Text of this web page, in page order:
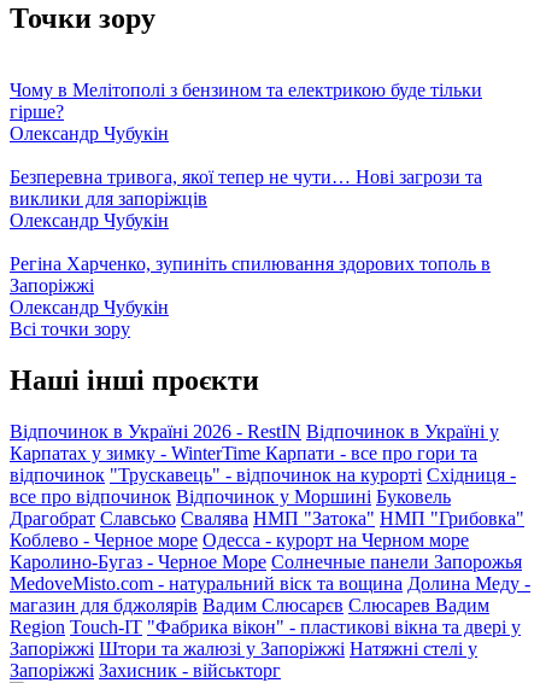
Точки зору
Чому в Мелітополі з бензином та електрикою буде тільки
гірше?
Олександр Чубукін
Безперевна тривога, якої тепер не чути… Нові загрози та
виклики для запоріжців
Олександр Чубукін
Регіна Харченко, зупиніть спилювання здорових тополь в
Запоріжжі
Олександр Чубукін
Всі точки зору
Наші інші проєкти
Відпочинок в Україні 2026 - RestIN Відпочинок в Україні у
Карпатах у зимку - WinterTime Карпати - все про гори та
відпочинок "Трускавець" - відпочинок на курорті Східниця -
все про відпочинок Відпочинок у Моршині Буковель
Драгобрат Славсько Свалява НМП "Затока" НМП "Грибовка"
Коблево - Черное море Одесса - курорт на Черном море
Каролино-Бугаз - Черное Море Солнечные панели Запорожья
MedoveMisto.com - натуральний віск та вощина Долина Меду -
магазин для бджолярів Вадим Слюсарєв Слюсарев Вадим
Region Touch-IT "Фабрика вікон" - пластикові вікна та двері у
Запоріжжі Штори та жалюзі у Запоріжжі Натяжні стелі у
Запоріжжі Захисник - військторг